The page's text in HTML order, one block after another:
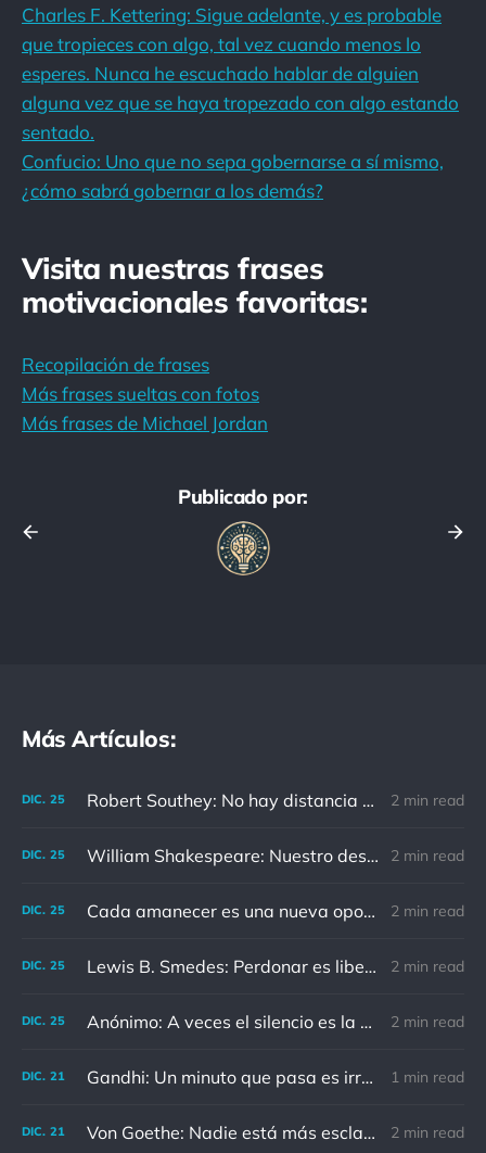
Charles F. Kettering: Sigue adelante, y es probable
que tropieces con algo, tal vez cuando menos lo
esperes. Nunca he escuchado hablar de alguien
alguna vez que se haya tropezado con algo estando
sentado.
Confucio: Uno que no sepa gobernarse a sí mismo,
¿cómo sabrá gobernar a los demás?
Visita nuestras frases
motivacionales favoritas:
Recopilación de frases
Más frases sueltas con fotos
Más frases de Michael Jordan
Publicado por:
Más Artículos:
DIC. 25 Robert Southey: No hay distancia o tiempo que pueda disminuir la amistad de aquellos que están completamente convencidos del valor del otro 2 min read
DIC. 25 William Shakespeare: Nuestro destino está en las estrellas, así que levantemos nuestros ojos al cielo 2 min read
DIC. 25 Cada amanecer es una nueva oportunidad 2 min read
DIC. 25 Lewis B. Smedes: Perdonar es liberar a un prisionero y descubrir que el prisionero eras tú 2 min read
DIC. 25 Anónimo: A veces el silencio es la mejor respuesta 2 min read
DIC. 21 Gandhi: Un minuto que pasa es irrecuperable. Conociendo esto, ¿cómo podemos malgastar tantas horas? 1 min read
DIC. 21 Von Goethe: Nadie está más esclavizado que aquellos que falsamente creen que son libres. 2 min read